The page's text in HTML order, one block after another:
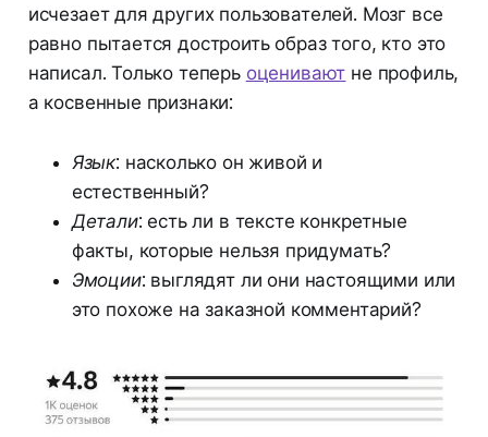
исчезает для других пользователей. Мозг все
равно пытается достроить образ того, кто это
написал. Только теперь оценивают не профиль,
а косвенные признаки:
Язык: насколько он живой и
естественный?
Детали: есть ли в тексте конкретные
факты, которые нельзя придумать?
Эмоции: выглядят ли они настоящими или
это похоже на заказной комментарий?